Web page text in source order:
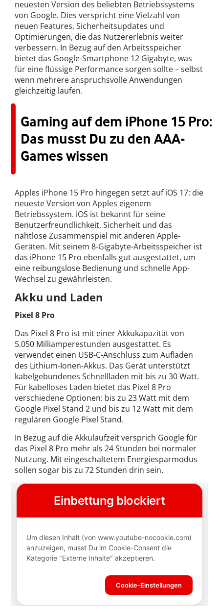
neuesten Version des beliebten Betriebssystems
von Google. Dies verspricht eine Vielzahl von
neuen Features, Sicherheitsupdates und
Optimierungen, die das Nutzererlebnis weiter
verbessern. In Bezug auf den Arbeitsspeicher
bietet das Google-Smartphone 12 Gigabyte, was
für eine flüssige Performance sorgen sollte – selbst
wenn mehrere anspruchsvolle Anwendungen
gleichzeitig laufen.
Gaming auf dem iPhone 15 Pro:
Das musst Du zu den AAA-
Games wissen
Apples iPhone 15 Pro hingegen setzt auf iOS 17: die
neueste Version von Apples eigenem
Betriebssystem. iOS ist bekannt für seine
Benutzerfreundlichkeit, Sicherheit und das
nahtlose Zusammenspiel mit anderen Apple-
Geräten. Mit seinem 8-Gigabyte-Arbeitsspeicher ist
das iPhone 15 Pro ebenfalls gut ausgestattet, um
eine reibungslose Bedienung und schnelle App-
Wechsel zu gewährleisten.
Akku und Laden
Pixel 8 Pro
Das Pixel 8 Pro ist mit einer Akkukapazität von
5.050 Milliamperestunden ausgestattet. Es
verwendet einen USB-C-Anschluss zum Aufladen
des Lithium-Ionen-Akkus. Das Gerät unterstützt
kabelgebundenes Schnellladen mit bis zu 30 Watt.
Für kabelloses Laden bietet das Pixel 8 Pro
verschiedene Optionen: bis zu 23 Watt mit dem
Google Pixel Stand 2 und bis zu 12 Watt mit dem
regulären Google Pixel Stand.
In Bezug auf die Akkulaufzeit versprich Google für
das Pixel 8 Pro mehr als 24 Stunden bei normaler
Nutzung. Mit eingeschaltetem Energiesparmodus
sollen sogar bis zu 72 Stunden drin sein.